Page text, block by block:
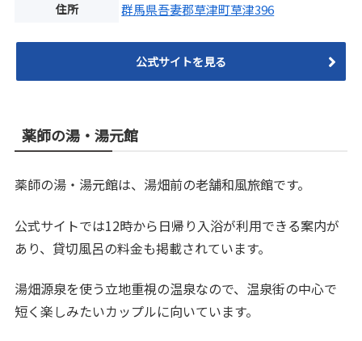
住所 群馬県吾妻郡草津町草津396
公式サイトを見る
薬師の湯・湯元館
薬師の湯・湯元館は、湯畑前の老舗和風旅館です。
公式サイトでは12時から日帰り入浴が利用できる案内が
あり、貸切風呂の料金も掲載されています。
湯畑源泉を使う立地重視の温泉なので、温泉街の中心で
短く楽しみたいカップルに向いています。